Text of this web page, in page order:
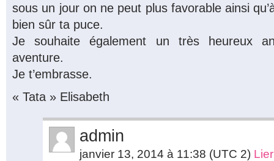
sous un jour on ne peut plus favorable ainsi
bien sûr ta puce.
Je souhaite également un très heureux
aventure.
Je t’embrasse.
« Tata » Elisabeth
admin
janvier 13, 2014 à 11:38 (UTC 2)